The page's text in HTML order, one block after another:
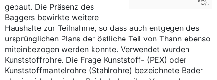
°C).
gebaut. Die Präsenz des
Baggers bewirkte weitere
Haushalte zur Teilnahme, so dass auch entgegen des
ursprünglichen Plans der östliche Teil von Thann ebenso
miteinbezogen werden konnte. Verwendet wurden
Kunststoffrohre. Die Frage Kunststoff- (PEX) oder
Kunststoffmantelrohre (Stahlrohre) bezeichnete Bader